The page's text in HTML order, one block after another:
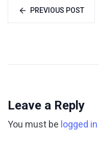
PREVIOUS POST
Leave a Reply
You must be logged in